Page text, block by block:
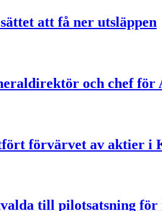
att få ner utsläppen
och chef
förvärvet av aktier i
till pilotsatsning